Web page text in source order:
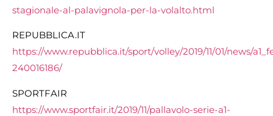
stagionale-al-palavignola-per-la-volalto.html
REPUBBLICA.IT
https://www.repubblica.it/sport/volley/2019/11/01/news/
240016186/
SPORTFAIR
https://www.sportfair.it/2019/11/pallavolo-serie-a1-